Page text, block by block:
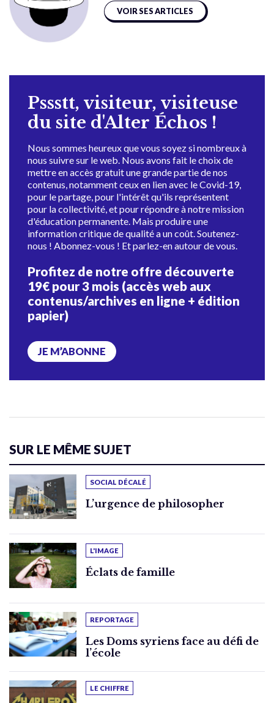
VOIR SES ARTICLES
Pssstt, visiteur, visiteuse
du site d'Alter Échos !
Nous sommes heureux que vous soyez si nombreux à
nous suivre sur le web. Nous avons fait le choix de
mettre en accès gratuit une grande partie de nos
contenus, notamment ceux en lien avec le Covid-19,
pour le partage, pour l'intérêt qu'ils représentent
pour la collectivité, et pour répondre à notre mission
d'éducation permanente. Mais produire une
information critique de qualité a un coût. Soutenez-
nous ! Abonnez-vous ! Et parlez-en autour de vous.
Profitez de notre offre découverte
19€ pour 3 mois (accès web aux
contenus/archives en ligne + édition
papier)
JE M’ABONNE
SUR LE MÊME SUJET
SOCIAL DÉCALÉ
L’urgence de philosopher
L'IMAGE
Éclats de famille
REPORTAGE
Les Doms syriens face au défi de
l’école
LE CHIFFRE